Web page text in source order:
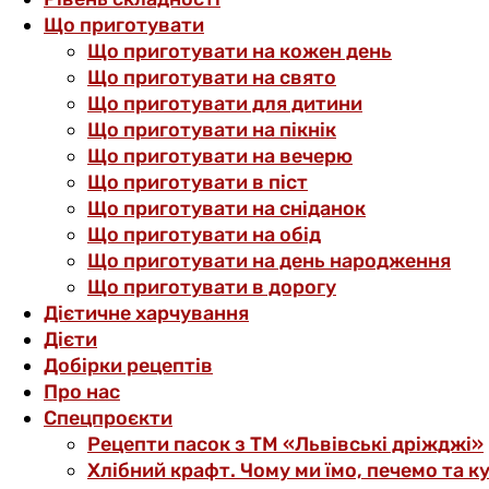
Що приготувати
Що приготувати на кожен день
Що приготувати на свято
Що приготувати для дитини
Що приготувати на пікнік
Що приготувати на вечерю
Що приготувати в піст
Що приготувати на сніданок
Що приготувати на обід
Що приготувати на день народження
Що приготувати в дорогу
Дієтичне харчування
Дієти
Добірки рецептів
Про нас
Спецпроєкти
Рецепти пасок з ТМ «Львівські дріжджі»
Хлібний крафт. Чому ми їмо, печемо та